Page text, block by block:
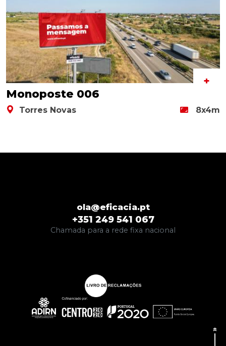
+
Monoposte 006
Torres Novas 8x4m
ola@eficacia.pt
+351 249 541 067
Chamada para a rede fixa nacional